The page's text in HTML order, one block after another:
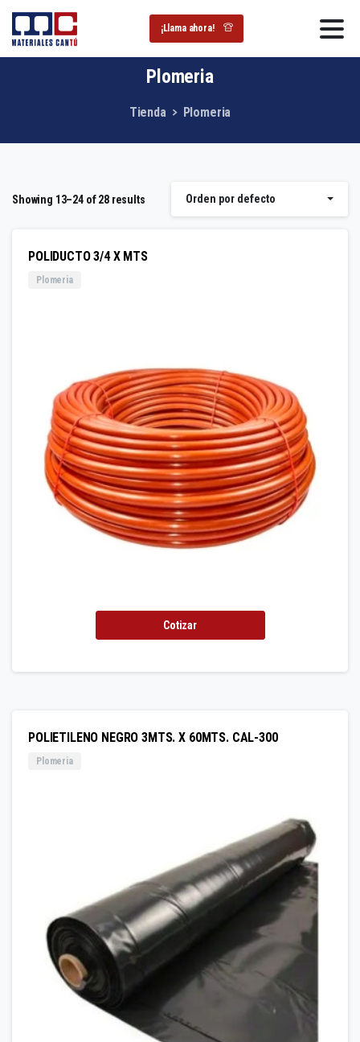
¡Llama ahora!
Plomeria
Tienda Plomeria
Showing 13–24 of 28 results Orden por defecto
POLIDUCTO 3/4 X MTS
Plomeria
Cotizar
POLIETILENO NEGRO 3MTS. X 60MTS. CAL-300
Plomeria